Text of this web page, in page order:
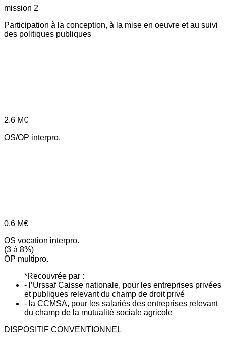
mission 2
Participation à la conception, à la mise en oeuvre et au suivi
des politiques publiques
2.6 M€
OS/OP interpro.
0.6 M€
OS vocation interpro.
(3 à 8%)
OP multipro.
*Recouvrée par :
- l’Urssaf Caisse nationale, pour les entreprises privées
et publiques relevant du champ de droit privé
- la CCMSA, pour les salariés des entreprises relevant
du champ de la mutualité sociale agricole
DISPOSITIF CONVENTIONNEL